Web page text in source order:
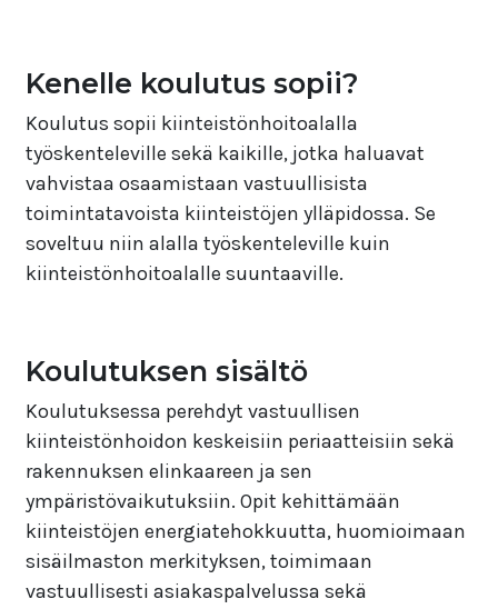
Kenelle koulutus sopii?
Koulutus sopii kiinteistönhoitoalalla
työskenteleville sekä kaikille, jotka haluavat
vahvistaa osaamistaan vastuullisista
toimintatavoista kiinteistöjen ylläpidossa. Se
soveltuu niin alalla työskenteleville kuin
kiinteistönhoitoalalle suuntaaville.
Koulutuksen sisältö
Koulutuksessa perehdyt vastuullisen
kiinteistönhoidon keskeisiin periaatteisiin sekä
rakennuksen elinkaareen ja sen
ympäristövaikutuksiin. Opit kehittämään
kiinteistöjen energiatehokkuutta, huomioimaan
sisäilmaston merkityksen, toimimaan
vastuullisesti asiakaspalvelussa sekä